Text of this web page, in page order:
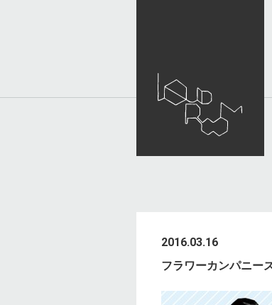
2016.03.16
フラワーカンパニー